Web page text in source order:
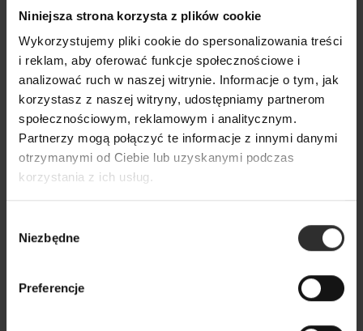
Niniejsza strona korzysta z plików cookie
Wykorzystujemy pliki cookie do spersonalizowania treści
i reklam, aby oferować funkcje społecznościowe i
analizować ruch w naszej witrynie. Informacje o tym, jak
korzystasz z naszej witryny, udostępniamy partnerom
społecznościowym, reklamowym i analitycznym.
Partnerzy mogą połączyć te informacje z innymi danymi
otrzymanymi od Ciebie lub uzyskanymi podczas
korzystania z ich usług.
zgody
Niezbędne
Preferencje
czarne paski Black&White
139,00 zł
nogawką z
Black
239,00 zł
Popularne produkty
Wybrane dla Ciebie z sercem i charakterem
Wszystkie produkty